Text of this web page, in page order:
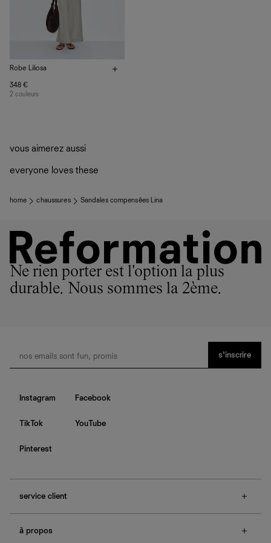
Robe Liliosa
348 €
2 couleurs
vous aimerez aussi
everyone loves these
home chaussures Sandales compensées Lina
Ne rien porter est l'option la plus
durable. Nous sommes la 2ème.
s’inscrire
Instagram Facebook
TikTok YouTube
Pinterest
service client
contactez-nous
à propos